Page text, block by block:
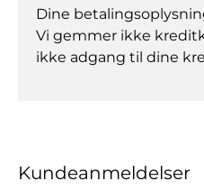
Dine
Vi gemmer ikke
ikke adgang til dine
Kundeanmeldelser